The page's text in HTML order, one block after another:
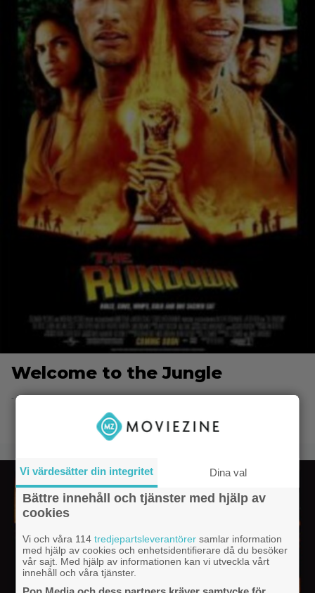
Welcome to the Jungle
- 8.6.2014 20:49
Vi värdesätter din integritet Dina val
Bättre innehåll och tjänster med hjälp av
cookies
Vi och våra 114tredjepartsleverantörer samlar information
med hjälp av cookies och enhetsidentifierare då du besöker
vår sajt. Med hjälp av informationen kan vi utveckla vårt
innehåll och våra tjänster.